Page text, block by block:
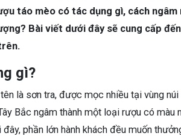
táo mèo có tác dụng gì, cách
Bài viết dưới đây sẽ cung cấp
gì?
là sơn tra, được mọc nhiều tại vùng
Bắc ngâm thành một loại rượu có màu
phần lớn hành khách đều muốn